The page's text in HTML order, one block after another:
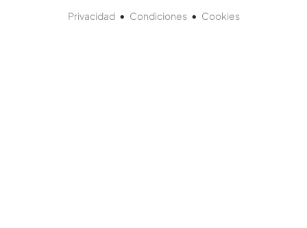
Privacidad• Condiciones• Cookies